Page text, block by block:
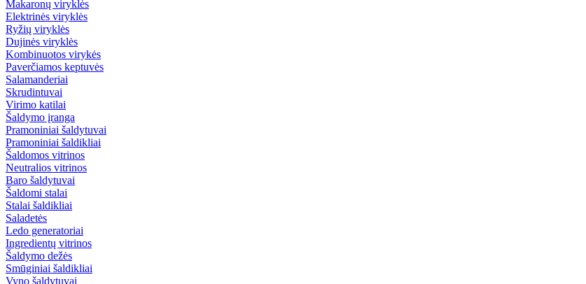
Makaronų viryklės
Elektrinės viryklės
Ryžių viryklės
Dujinės viryklės
Kombinuotos virykės
Paverčiamos keptuvės
Salamanderiai
Skrudintuvai
Virimo katilai
Šaldymo įranga
Pramoniniai šaldytuvai
Pramoniniai šaldikliai
Šaldomos vitrinos
Neutralios vitrinos
Baro šaldytuvai
Šaldomi stalai
Stalai šaldikliai
Saladetės
Ledo generatoriai
Ingredientų vitrinos
Šaldymo dežės
Smūginiai šaldikliai
Vyno šaldytuvai